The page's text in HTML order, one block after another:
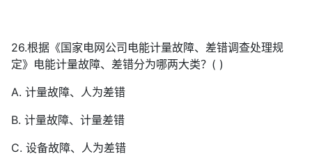
26.根据《国家电网公司电能计量故障、差错调查处理规
定》电能计量故障、差错分为哪两大类？( )
A. 计量故障、人为差错
B. 计量故障、计量差错
C. 设备故障、人为差错